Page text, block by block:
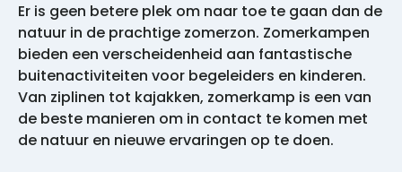
Er is geen betere plek om naar toe te gaan dan de
natuur in de prachtige zomerzon. Zomerkampen
bieden een verscheidenheid aan fantastische
buitenactiviteiten voor begeleiders en kinderen.
Van ziplinen tot kajakken, zomerkamp is een van
de beste manieren om in contact te komen met
de natuur en nieuwe ervaringen op te doen.